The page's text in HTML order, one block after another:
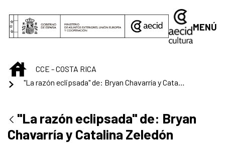
MENÚ
INICIO
CCE - COSTA RICA
"La razón eclipsada" de: Bryan
Chavarría y Catalina Zeledón